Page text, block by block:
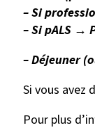
– Si
– Si pALS →
– Déjeuner
Si vous avez
Pour plus